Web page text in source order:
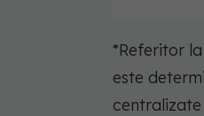
*Referitor
este